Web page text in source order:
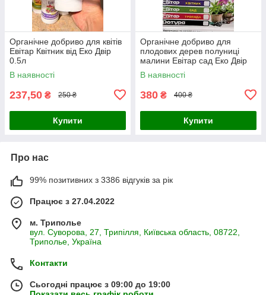
Органічне добриво для квітів
Евітар Квітник від Еко Двір
0.5л
В наявності
237,50 ₴ 250 ₴
Купити
Органічне добриво для
плодових дерев полуниці
малини Евітар сад Еко Двір
1л
В наявності
380 ₴ 400 ₴
Купити
Про нас
99% позитивних з 3386 відгуків за рік
Працює з 27.04.2022
м. Триполье
вул. Суворова, 27, Трипілля, Київська область, 08722,
Триполье, Україна
Контакти
Сьогодні працює з 09:00 до 19:00